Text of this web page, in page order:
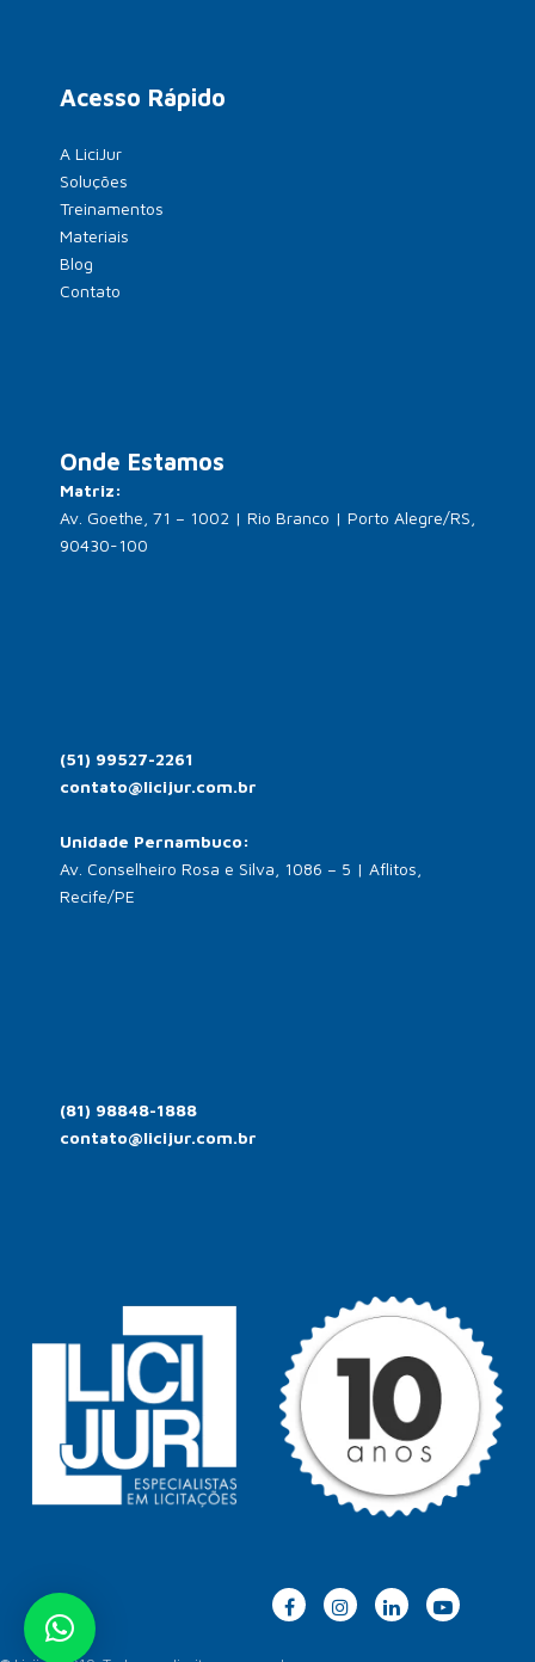
Acesso Rápido
A LiciJur
Soluções
Treinamentos
Materiais
Blog
Contato
Onde Estamos
Matriz:
Av. Goethe, 71 – 1002 | Rio Branco | Porto Alegre/RS,
90430-100
(51) 99527-2261
contato@licijur.com.br
Unidade Pernambuco:
Av. Conselheiro Rosa e Silva, 1086 – 5 | Aflitos,
Recife/PE
(81) 98848-1888
contato@licijur.com.br